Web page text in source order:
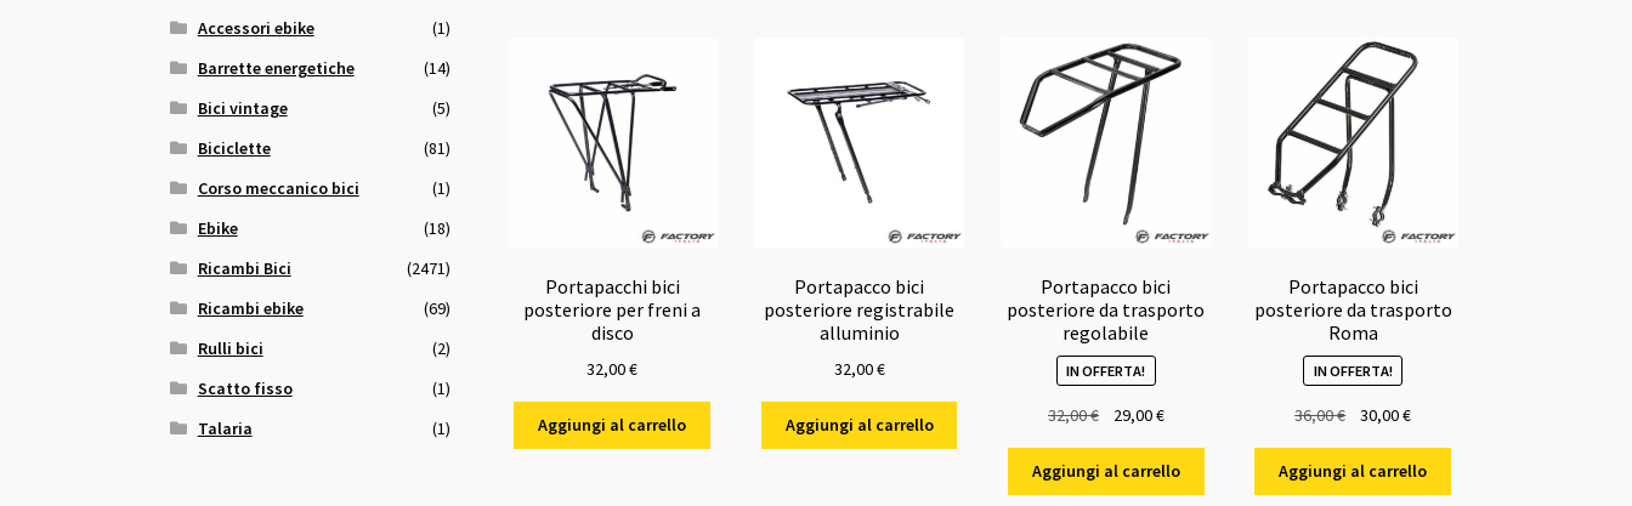
Portapacchi bici
posteriore per freni a
disco
32,00€
Aggiungi al carrello
Portapacco bici
posteriore registrabile
alluminio
32,00€
Aggiungi al carrello
Portapacco bici
posteriore da trasporto
regolabile
IN OFFERTA!
32,00€
originale
era:
29,00€Il
attuale
è:
Aggiungi al carrello
Portapacco bici
posteriore da trasporto
Roma
IN OFFERTA!
36,00€
originale
era:
30,00€Il
attuale
è:
Aggiungi al carrello
Accessori ebike
(1)
Barrette energetiche
(14)
Bici vintage
(5)
Biciclette
(81)
Corso meccanico bici
(1)
Ebike
(18)
Ricambi Bici
(2471)
Ricambi ebike
(69)
Rulli bici
(2)
Scatto fisso
(1)
Talaria
(1)